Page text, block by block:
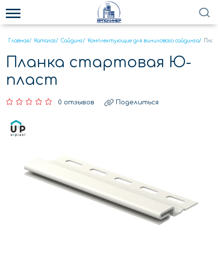
Главная/ Каталог/ Сайдинг/ Комплектующие для винилового сайдинга/
Планка стартовая Ю-
пласт
0 отзывов Поделиться